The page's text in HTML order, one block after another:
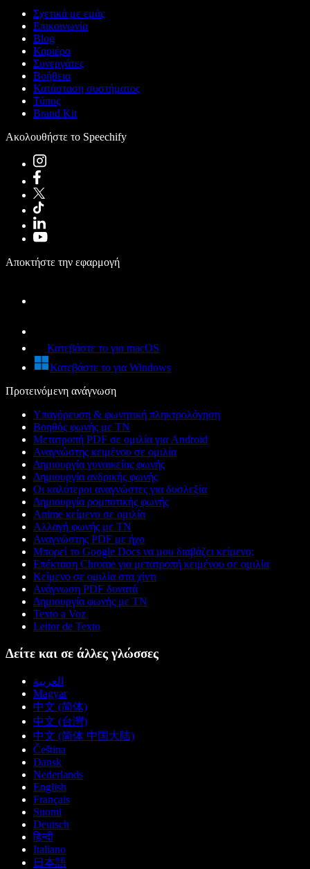
Σχετικά με εμάς
Επικοινωνία
Blog
Καριέρα
Συνεργάτες
Βοήθεια
Κατάσταση συστήματος
Τύπος
Brand Kit
Ακολουθήστε το Speechify
Αποκτήστε την εφαρμογή
Κατεβάστε το για macOS
Κατεβάστε το για Windows
Προτεινόμενη ανάγνωση
Υπαγόρευση & φωνητική πληκτρολόγηση
Βοηθός φωνής με ΤΝ
Μετατροπή PDF σε ομιλία για Android
Αναγνώστης κειμένου σε ομιλία
Δημιουργία γυναικείας φωνής
Δημιουργία ανδρικής φωνής
Οι καλύτεροι αναγνώστες για δυσλεξία
Δημιουργία ρομποτικής φωνής
Anime κείμενο σε ομιλία
Αλλαγή φωνής με ΤΝ
Αναγνώστης PDF με ήχο
Μπορεί το Google Docs να μου διαβάζει κείμενο;
Επέκταση Chrome για μετατροπή κειμένου σε ομιλία
Κείμενο σε ομιλία στα χίντι
Ανάγνωση PDF δυνατά
Δημιουργία φωνής με ΤΝ
Texto a Voz
Leitor de Texto
Δείτε και σε άλλες γλώσσες
العربية
Magyar
中文 (简体)
中文 (台灣)
中文 (简体 中国大陆)
Čeština
Dansk
Nederlands
English
Français
Suomi
Deutsch
हिन्दी
Italiano
日本語